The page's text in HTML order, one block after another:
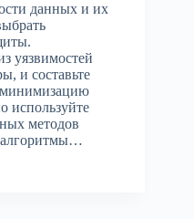
данных и их
уязвимостей
и составьте
минимизацию
используйте
методов